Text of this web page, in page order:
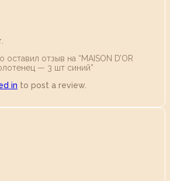
оставил отзыв на “MAISON D’OR
— 3 шт синий”
in to post a review.